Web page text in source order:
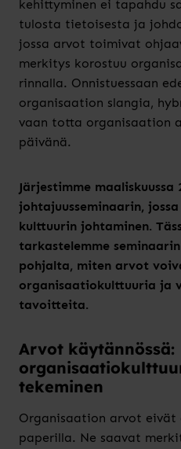
kehittyminen ei tapahdu
tulosta tietoisesta ja
jossa arvot toimivat
merkitys korostuu
rinnalla. Onnistuessaan
organisaation slangia,
vaan totta organisaation
päivänä.
Järjestimme maaliskuussa
johtajuusseminaarin,
kulttuurin johtaminen.
tarkastelemme
pohjalta, miten arvot
organisaatiokulttuuria ja
tavoitteita.
Arvot käytännössä:
tekeminen
Organisaation arvot eivät
paperilla. Ne saavat